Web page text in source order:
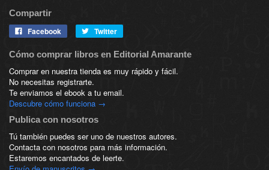
Compartir
Facebook Twitter
Cómo comprar libros en Editorial Amarante
Comprar en nuestra tienda es muy rápido y fácil.
No necesitas registrarte.
Te enviamos el ebook a tu email.
Descubre cómo funciona →
Publica con nosotros
Tú también puedes ser uno de nuestros autores.
Contacta con nosotros para más información.
Estaremos encantados de leerte.